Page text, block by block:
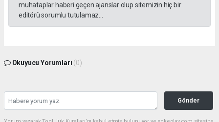
muhataplar haberi geçen ajanslar olup sitemizin hiç bir
editörü sorumlu tutulamaz...
Okuyucu Yorumları (0)
Gönder